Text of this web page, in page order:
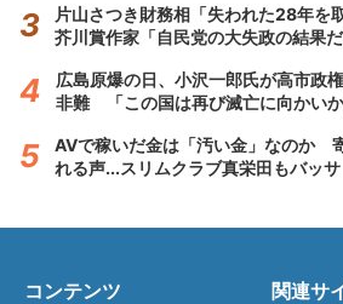
片山さつき財務相「失われた28年を
芥川賞作家「自民党の大失政の結果だ
広島原爆の日、小沢一郎氏が高市政
非難 「この国は再び滅亡に向かいか
AVで稼いだ金は「汚い金」なのか
れる声...スリムクラブ真栄田もバッサ
コンテンツ 関連サ